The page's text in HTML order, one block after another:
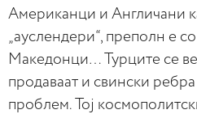
Американци и Англичани
„ауслендери“, преполн е
Македонци… Турците се
продаваат и свински
проблем. Тој